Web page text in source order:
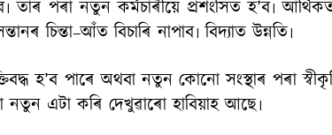
তাৰ পৰা নতুন কর্মচাৰীয়ে প্রশংসিত হ’ব৷
চিন্তা–আঁত বিচাৰি নাপাব৷ বিদ্যাত উন্নতি৷
হ’ব পাৰে অথবা নতুন কোনো সংস্থাৰ পৰা
নতুন এটা কৰি দেখুৱাৰো হাবিয়াহ আছে৷